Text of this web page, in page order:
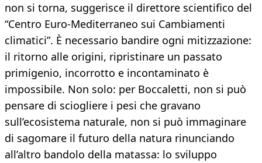
non si torna, suggerisce il direttore scientifico del
“Centro Euro-Mediterraneo sui Cambiamenti
climatici”. È necessario bandire ogni mitizzazione:
il ritorno alle origini, ripristinare un passato
primigenio, incorrotto e incontaminato è
impossibile. Non solo: per Boccaletti, non si può
pensare di sciogliere i pesi che gravano
sull’ecosistema naturale, non si può immaginare
di sagomare il futuro della natura rinunciando
all’altro bandolo della matassa: lo sviluppo